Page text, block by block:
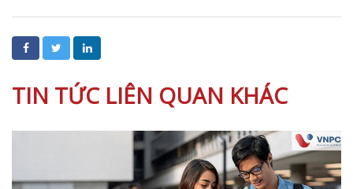
TIN TỨC LIÊN QUAN KHÁC